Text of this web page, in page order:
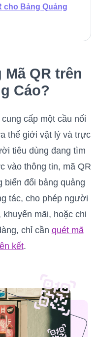
cho Bảng Quảng
QR trên
Cáo?
cấp một cầu nối
thế giới vật lý và trực
tiêu dùng đang tìm
vào thông tin, mã QR
biến đổi bảng quảng
tác, cho phép người
mãi, hoặc chi
chỉ cần quét mã
kết.